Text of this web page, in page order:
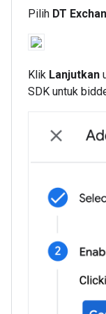
Pilih DT
Klik Lanjutkan
SDK untuk